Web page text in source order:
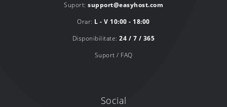
Suport: support@easyhost.com
Orar: L - V 10:00 - 18:00
Disponibilitate:24 / 7 / 365
Suport / FAQ
Social